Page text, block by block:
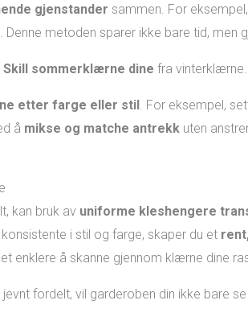
gjenstander sammen. For
metoden sparer ikke bare tid, men
Skill sommerklærne dine fra vinterklærne.
etter farge eller stil. For eksempel,
å mikse og matche antrekkuten
kan bruk av uniforme kleshengere
i stil og farge, skaper du et
enklere å skanne gjennom klærne dine
fordelt, vil garderoben din ikke bare